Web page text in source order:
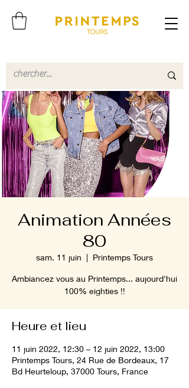
Animation Années
80
sam. 11 juin
  |
Printemps Tours
Ambiancez vous au Printemps... aujourd'hui
100% eighties !!
Heure et lieu
11 juin 2022, 12:30 – 12 juin 2022, 13:00
Printemps Tours, 24 Rue de Bordeaux, 17
Bd Heurteloup, 37000 Tours, France